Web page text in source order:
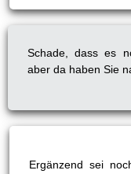
Schade, dass es
aber da haben Sie
Ergänzend sei